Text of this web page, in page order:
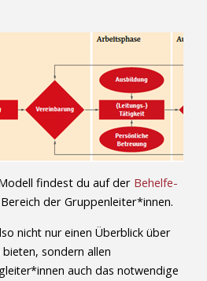
findest du auf der Behelfe-
der Gruppenleiter*innen.
nicht nur einen Überblick über
sondern allen
auch das notwendige